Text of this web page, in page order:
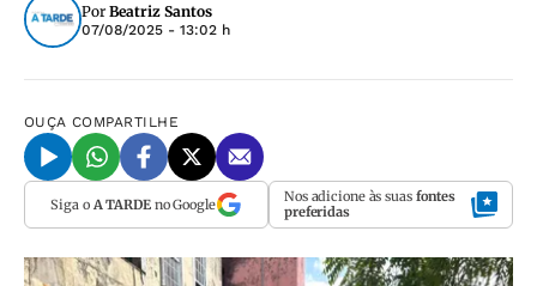
Por Beatriz Santos
07/08/2025 - 13:02 h
OUÇA COMPARTILHE
Siga o A TARDEno Google Nos adicione às suas fontes
preferidas